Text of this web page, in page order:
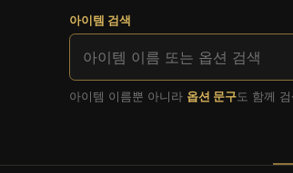
아이템 검색
아이템 이름뿐 아니라 옵션 문구도 함께